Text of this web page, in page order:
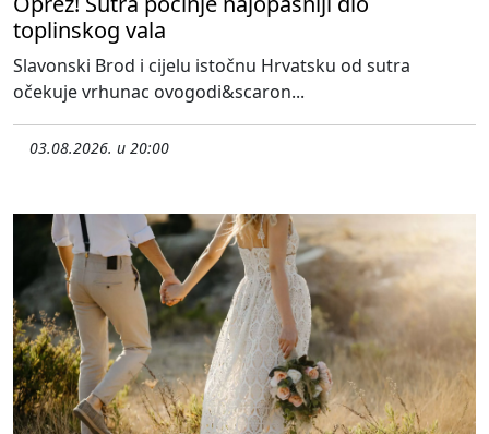
toplinskog vala
Slavonski Brod i cijelu istočnu Hrvatsku od sutra
očekuje vrhunac ovogodi&scaron...
03.08.2026. u 20:00